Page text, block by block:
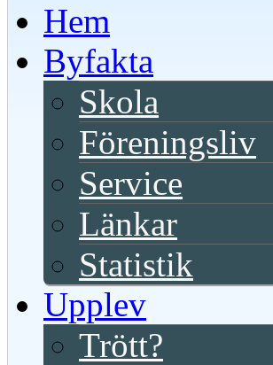
Hem
Byfakta
Skola
Föreningsliv
Service
Länkar
Statistik
Upplev
Trött?